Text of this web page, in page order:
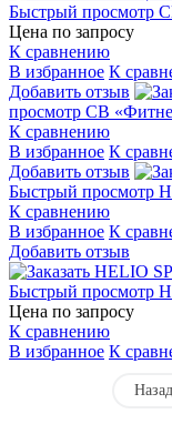
Быстрый просмотр
Цена по запросу
К сравнению
В избранное К
Добавить отзыв
просмотр СВ
К сравнению
В избранное К
Добавить отзыв
Быстрый просмотр
К сравнению
В избранное К
Добавить отзыв
Быстрый просмотр
Цена по запросу
К сравнению
В избранное К
Назад